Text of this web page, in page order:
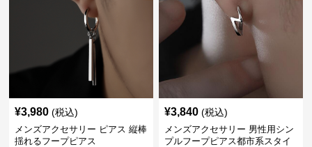
¥3,980 (税込)
メンズアクセサリー ピアス 縦棒
揺れるフープピアス
¥3,840 (税込)
メンズアクセサリー 男性用シン
プルフープピアス都市系スタイ